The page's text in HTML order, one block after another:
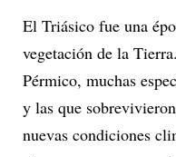
El Triásico fue una
vegetación de la
Pérmico, muchas
y las que
nuevas condiciones